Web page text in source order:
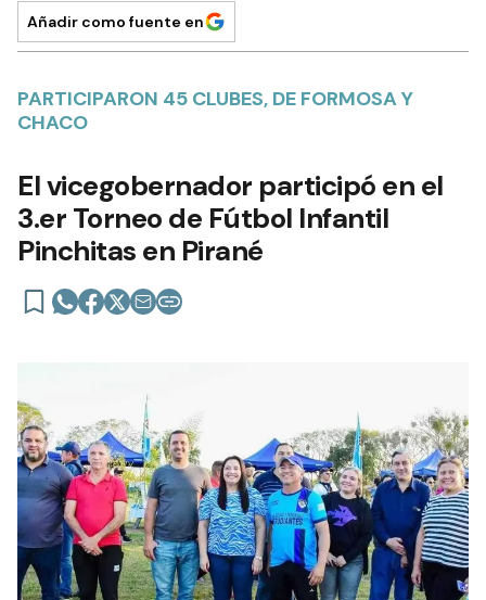
Añadir como fuente en
PARTICIPARON 45 CLUBES, DE FORMOSA Y
CHACO
El vicegobernador participó en el
3.er Torneo de Fútbol Infantil
Pinchitas en Pirané